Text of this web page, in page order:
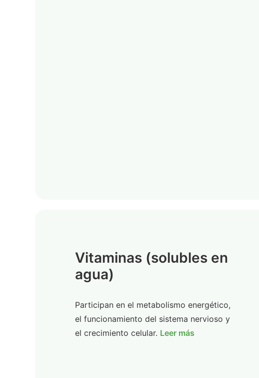
Vitaminas (solubles en
agua)
Participan en el metabolismo energético,
el funcionamiento del sistema nervioso y
el crecimiento celular. Leer más